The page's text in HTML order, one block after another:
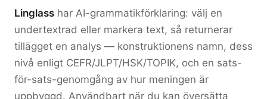
Linglass har AI-grammatikförklaring: välj en
undertextrad eller markera text, så returnerar
tillägget en analys — konstruktionens namn, dess
nivå enligt CEFR/JLPT/HSK/TOPIK, och en sats-
för-sats-genomgång av hur meningen är
uppbyggd. Användbart när du kan översätta